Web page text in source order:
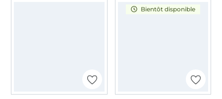
Bientôt disponible